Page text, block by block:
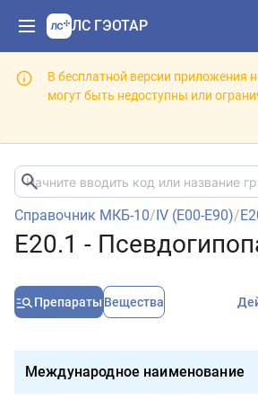
ЛС ГЭОТАР
В бесплатной версии приложения
могут быть недоступны или
Справочник МКБ-10/IV (E00-E90)/
E20.1 -
Препараты Вещества
Международное наименование